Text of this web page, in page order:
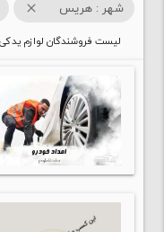
شهر : هریس close
لیست فروشندگان لوازم